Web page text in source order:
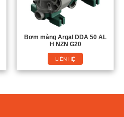
Bơm màng Argal DDA 50 AL
H NZN G20
LIÊN HỆ